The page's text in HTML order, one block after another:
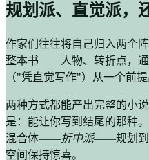
规划派、直觉派，
作家们往往将自己归入两个阵
整本书——人物、转折点，通
（"凭直觉写作"）从一个前
两种方式都能产出完整的小
是：能让你写到结尾的那种
混合体——折中派——规划到
空间保持惊喜。